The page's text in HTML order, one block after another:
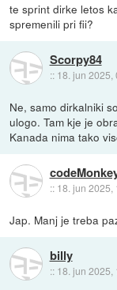
te sprint dirke letos
spremenili pri fii?
Scorpy84
:: 18. jun 2025,
Ne, samo dirkalniki
ulogo. Tam kje je
Kanada nima tako
:: 18. jun 2025,
Jap. Manj je treba
billy
:: 18. jun 2025,